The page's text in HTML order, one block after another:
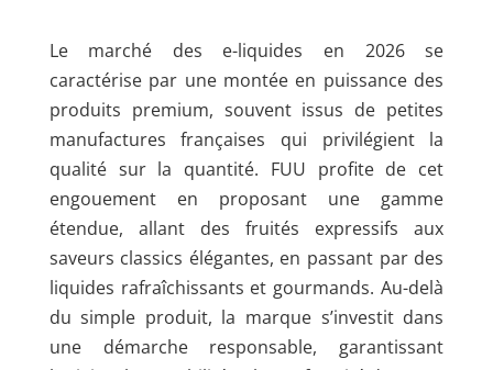
Le marché des e-liquides en 2026 se
caractérise par une montée en puissance des
produits premium, souvent issus de petites
manufactures françaises qui privilégient la
qualité sur la quantité. FUU profite de cet
engouement en proposant une gamme
étendue, allant des fruités expressifs aux
saveurs classics élégantes, en passant par des
liquides rafraîchissants et gourmands. Au-delà
du simple produit, la marque s’investit dans
une démarche responsable, garantissant